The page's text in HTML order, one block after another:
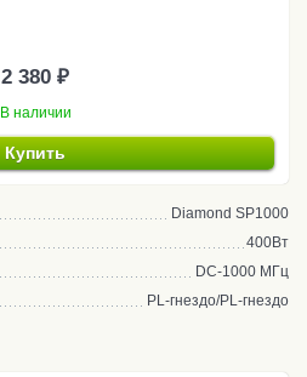
2 380 ₽
В наличии
Купить
Diamond SP1000
400Вт
DC-1000 МГц
PL-гнездо/PL-гнездо